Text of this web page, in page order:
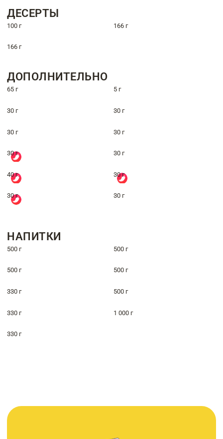
ДЕСЕРТЫ
100 г 166 г
166 г
ДОПОЛНИТЕЛЬНО
65 г 5 г
30 г 30 г
30 г 30 г
30 г 30 г
40 г 30 г
30 г 30 г
НАПИТКИ
500 г 500 г
500 г 500 г
330 г 500 г
330 г 1 000 г
330 г